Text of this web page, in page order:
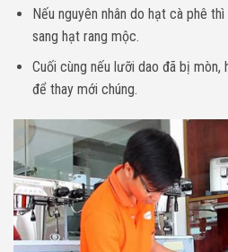
Nếu nguyên nhân do hạt cà phê
sang hạt rang mộc.
Cuối cùng nếu lưỡi dao đã bị
để thay mới chúng.